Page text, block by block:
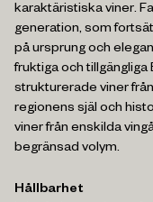
karaktäristiska viner.
generation, som
på ursprung och
fruktiga och
strukturerade viner
regionens själ och
viner från enskilda
begränsad volym.
Hållbarhet